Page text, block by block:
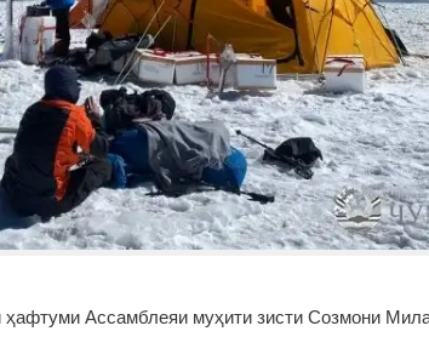
ҳафтуми Ассамблеяи муҳити зисти Созмони